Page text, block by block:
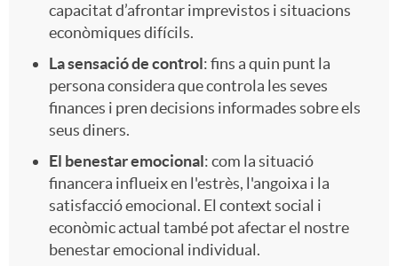
capacitat d’afrontar imprevistos i situacions
econòmiques difícils.
La sensació de control: fins a quin punt la
persona considera que controla les seves
finances i pren decisions informades sobre els
seus diners.
El benestar emocional: com la situació
financera influeix en l'estrès, l'angoixa i la
satisfacció emocional. El context social i
econòmic actual també pot afectar el nostre
benestar emocional individual.